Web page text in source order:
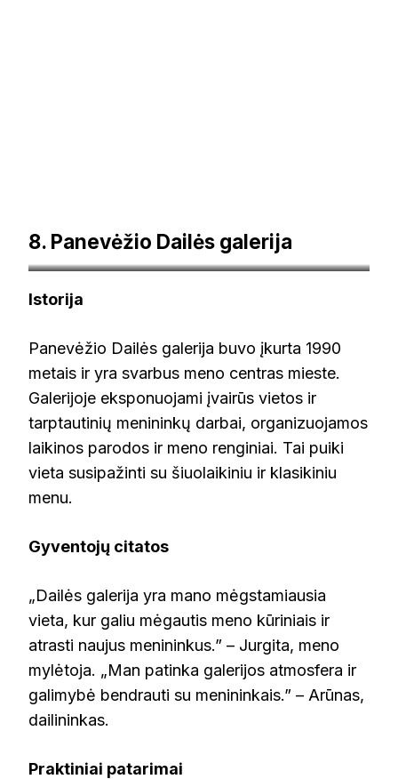
8. Panevėžio Dailės galerija
Istorija
Panevėžio Dailės galerija buvo įkurta 1990
metais ir yra svarbus meno centras mieste.
Galerijoje eksponuojami įvairūs vietos ir
tarptautinių menininkų darbai, organizuojamos
laikinos parodos ir meno renginiai. Tai puiki
vieta susipažinti su šiuolaikiniu ir klasikiniu
menu.
Gyventojų citatos
„Dailės galerija yra mano mėgstamiausia
vieta, kur galiu mėgautis meno kūriniais ir
atrasti naujus menininkus.” – Jurgita, meno
mylėtoja. „Man patinka galerijos atmosfera ir
galimybė bendrauti su menininkais.” – Arūnas,
dailininkas.
Praktiniai patarimai